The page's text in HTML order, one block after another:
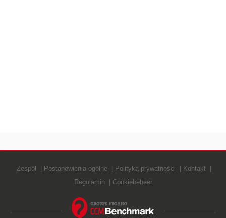
Zespół Postanowienia ogólne Polityką prywatności
Kontakt
Regulamin
Cookiebeheer